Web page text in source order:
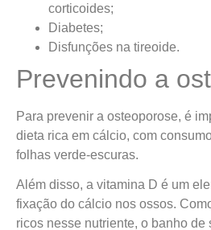
corticoides;
Diabetes;
Disfunções na tireoide.
Prevenindo a
Para prevenir a osteoporose, é
dieta rica em cálcio, com
folhas verde-escuras.
Além disso, a vitamina D é um
fixação do cálcio nos ossos.
ricos nesse nutriente, o banho de